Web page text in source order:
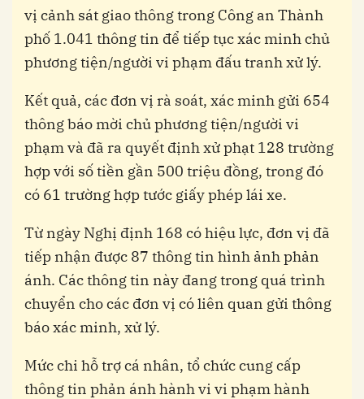
vị cảnh sát giao thông trong Công an Thành
phố 1.041 thông tin để tiếp tục xác minh chủ
phương tiện/người vi phạm đấu tranh xử lý.
Kết quả, các đơn vị rà soát, xác minh gửi 654
thông báo mời chủ phương tiện/người vi
phạm và đã ra quyết định xử phạt 128 trường
hợp với số tiền gần 500 triệu đồng, trong đó
có 61 trường hợp tước giấy phép lái xe.
Từ ngày Nghị định 168 có hiệu lực, đơn vị đã
tiếp nhận được 87 thông tin hình ảnh phản
ánh. Các thông tin này đang trong quá trình
chuyển cho các đơn vị có liên quan gửi thông
báo xác minh, xử lý.
Mức chi hỗ trợ cá nhân, tổ chức cung cấp
thông tin phản ánh hành vi vi phạm hành